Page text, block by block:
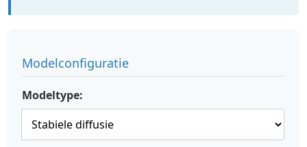
Modelconfiguratie
Modeltype: